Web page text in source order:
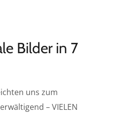
Bilder in 7
uns zum
– VIELEN